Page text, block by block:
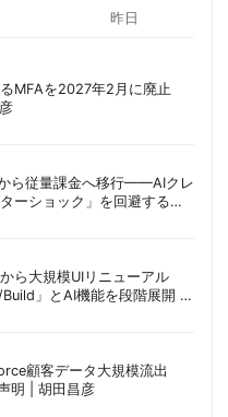
昨日
MFAを2027年2月に廃止
ら従量課金へ移行——AIクレ
ーショック」を回避する方
ら大規模UIリニューアル
」とAI機能を段階展開 |
顧客データ大規模流出
明 | 胡田昌彦